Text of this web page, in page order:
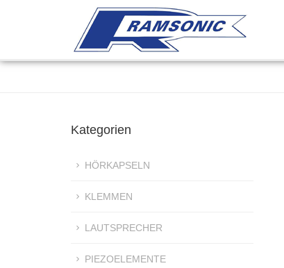
Kategorien
HÖRKAPSELN
KLEMMEN
LAUTSPRECHER
PIEZOELEMENTE